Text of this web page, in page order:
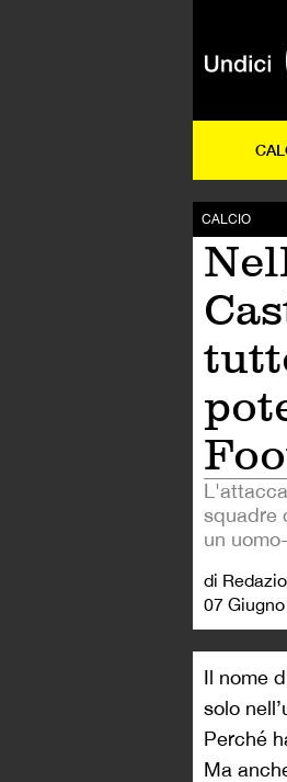
CALCIO
squadre
un
di
07
Il nome
solo
Perché
Ma